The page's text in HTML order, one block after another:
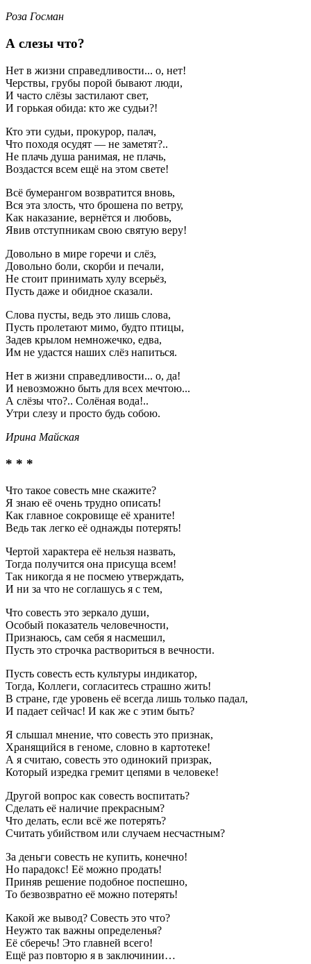
Роза Госман
А слезы что?
Нет в жизни справедливости... о, нет!
Черствы, грубы порой бывают люди,
И часто слёзы застилают свет,
И горькая обида: кто же судьи?!
Кто эти судьи, прокурор, палач,
Что походя осудят — не заметят?..
Не плачь душа ранимая, не плачь,
Воздастся всем ещё на этом свете!
Всё бумерангом возвратится вновь,
Вся эта злость, что брошена по ветру,
Как наказание, вернётся и любовь,
Явив отступникам свою святую веру!
Довольно в мире горечи и слёз,
Довольно боли, скорби и печали,
Не стоит принимать хулу всерьёз,
Пусть даже и обидное сказали.
Слова пусты, ведь это лишь слова,
Пусть пролетают мимо, будто птицы,
Задев крылом немножечко, едва,
Им не удастся наших слёз напиться.
Нет в жизни справедливости... о, да!
И невозможно быть для всех мечтою...
А слёзы что?.. Солёная вода!..
Утри слезу и просто будь собою.
Ирина Майская
* * *
Что такое совесть мне скажите?
Я знаю её очень трудно описать!
Как главное сокровище её храните!
Ведь так легко её однажды потерять!
Чертой характера её нельзя назвать,
Тогда получится она присуща всем!
Так никогда я не посмею утверждать,
И ни за что не соглашусь я с тем,
Что совесть это зеркало души,
Особый показатель человечности,
Признаюсь, сам себя я насмешил,
Пусть это строчка раствориться в вечности.
Пусть совесть есть культуры индикатор,
Тогда, Коллеги, согласитесь страшно жить!
В стране, где уровень её всегда лишь только падал,
И падает сейчас! И как же с этим быть?
Я слышал мнение, что совесть это признак,
Хранящийся в геноме, словно в картотеке!
А я считаю, совесть это одинокий призрак,
Который изредка гремит цепями в человеке!
Другой вопрос как совесть воспитать?
Сделать её наличие прекрасным?
Что делать, если всё же потерять?
Считать убийством или случаем несчастным?
За деньги совесть не купить, конечно!
Но парадокс! Её можно продать!
Приняв решение подобное поспешно,
То безвозвратно её можно потерять!
Какой же вывод? Совесть это что?
Неужто так важны определенья?
Её сберечь! Это главней всего!
Ещё раз повторю я в заключинии…